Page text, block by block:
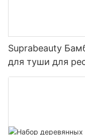
Suprabeauty
для туши для
материал